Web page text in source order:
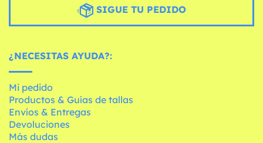
SIGUE TU PEDIDO
¿NECESITAS AYUDA?:
Mi pedido
Productos & Guías de tallas
Envíos & Entregas
Devoluciones
Más dudas